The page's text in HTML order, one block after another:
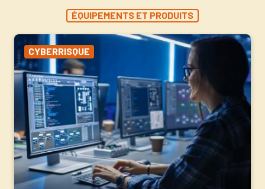
ÉQUIPEMENTS ET PRODUITS
CYBERRISQUE